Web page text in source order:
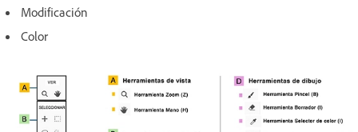
Modificación
Color